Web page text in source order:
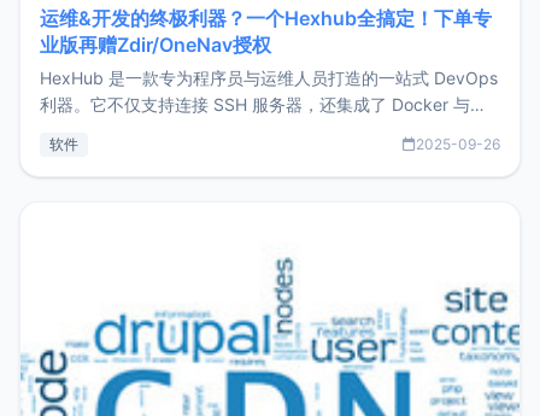
运维&开发的终极利器？一个Hexhub全搞定！下单专
业版再赠Zdir/OneNav授权
HexHub 是一款专为程序员与运维人员打造的一站式 DevOps
利器。它不仅支持连接 SSH 服务器，还集成了 Docker 与常
件间频繁切换，仅凭 HexHub 即可同时搞定运维与数据库操
软件 2025-09-26